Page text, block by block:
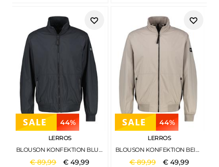
44%
LERROS
BLOUSON KONFEKTION BLUE NIGHT
€89,99 €49,99
44%
LERROS
BLOUSON KONFEKTION BEIGE
€89,99 € 49,99